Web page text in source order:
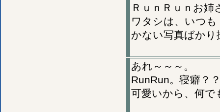
ＲｕｎＲｕｎお
ワタシは、いつ
かない写真ばか
あれ～～～。
RunRun。寝癖？
可愛いから、何